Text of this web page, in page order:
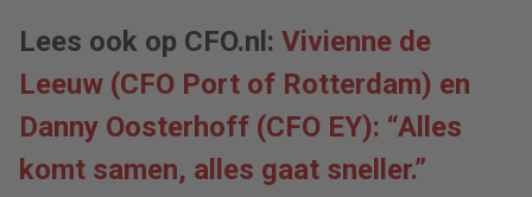
Lees ook op CFO.nl: Vivienne de
Leeuw (CFO Port of Rotterdam) en
Danny Oosterhoff (CFO EY): “Alles
komt samen, alles gaat sneller.”